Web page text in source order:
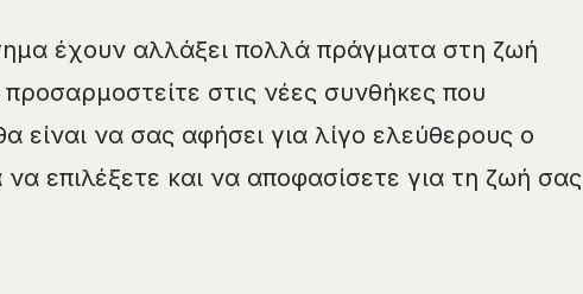
έχουν αλλάξει πολλά πράγματα στη ζωή
στις νέες συνθήκες που
είναι να σας αφήσει για λίγο ελεύθερους ο
επιλέξετε και να αποφασίσετε για τη ζωή